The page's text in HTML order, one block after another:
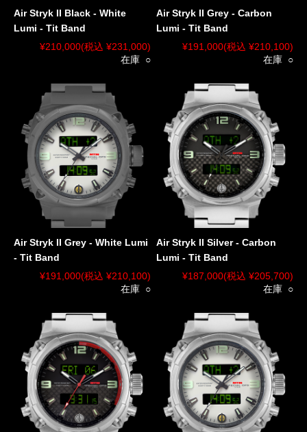
Air Stryk II Black - White
Lumi - Tit Band
¥210,000(税込 ¥231,000)
在庫 ○
Air Stryk II Grey - Carbon
Lumi - Tit Band
¥191,000(税込 ¥210,100)
在庫 ○
Air Stryk II Grey - White Lumi
- Tit Band
¥191,000(税込 ¥210,100)
在庫 ○
Air Stryk II Silver - Carbon
Lumi - Tit Band
¥187,000(税込 ¥205,700)
在庫 ○